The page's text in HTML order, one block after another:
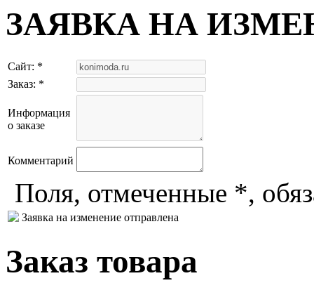
ЗАЯВКА НА
Сайт: *
Заказ: *
Информация
о заказе
Комментарий
Поля, отмеченные *,
Заявка на изменение отправлена
Заказ товара